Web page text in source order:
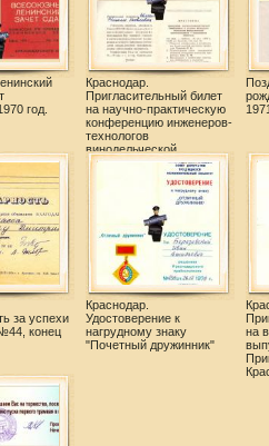
год.
Краснодар.
Пригласительный билет
на научно-практическую
конференцию инженеров-
технологов
винодельческой
промышленности, 1970
за успехи
конец
Краснодар.
Удостоверение к
нагрудному знаку
"Почетный дружинник"
на